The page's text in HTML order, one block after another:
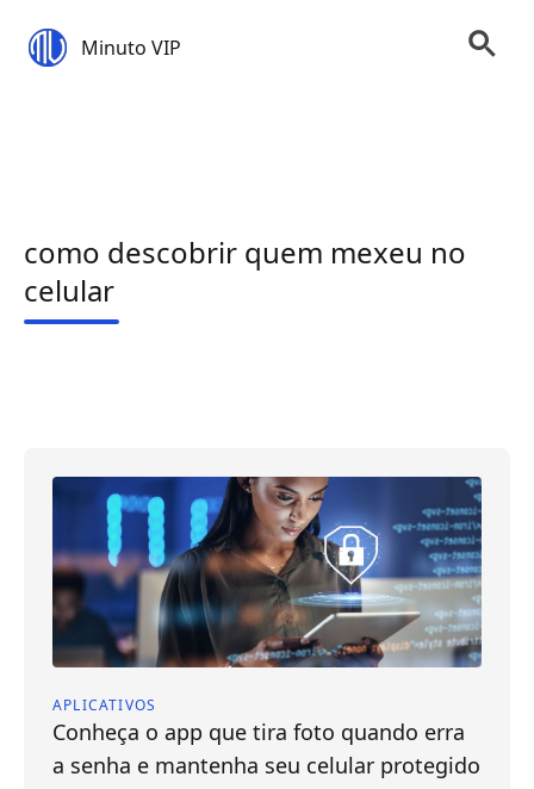
Minuto VIP
como descobrir quem mexeu no
celular
APLICATIVOS
Conheça o app que tira foto quando erra
a senha e mantenha seu celular protegido